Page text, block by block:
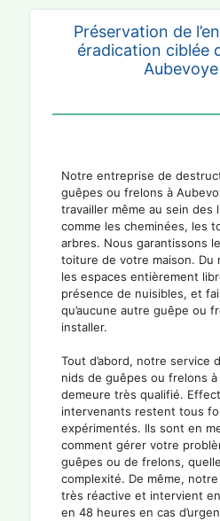
Préservation de
éradication ciblée
Notre entreprise de
guêpes ou frelons à
travailler même au sein des
comme les cheminées, les
arbres. Nous garantissons
toiture de votre maison. Du
les espaces entièrement
présence de nuisibles, et
qu’aucune autre guêpe ou
installer.
Tout d’abord, notre service
nids de guêpes ou frelons
demeure très qualifié.
intervenants restent tous
expérimentés. Ils sont en
comment gérer votre
guêpes ou de frelons,
complexité. De même,
très réactive et intervient
en 48 heures en cas